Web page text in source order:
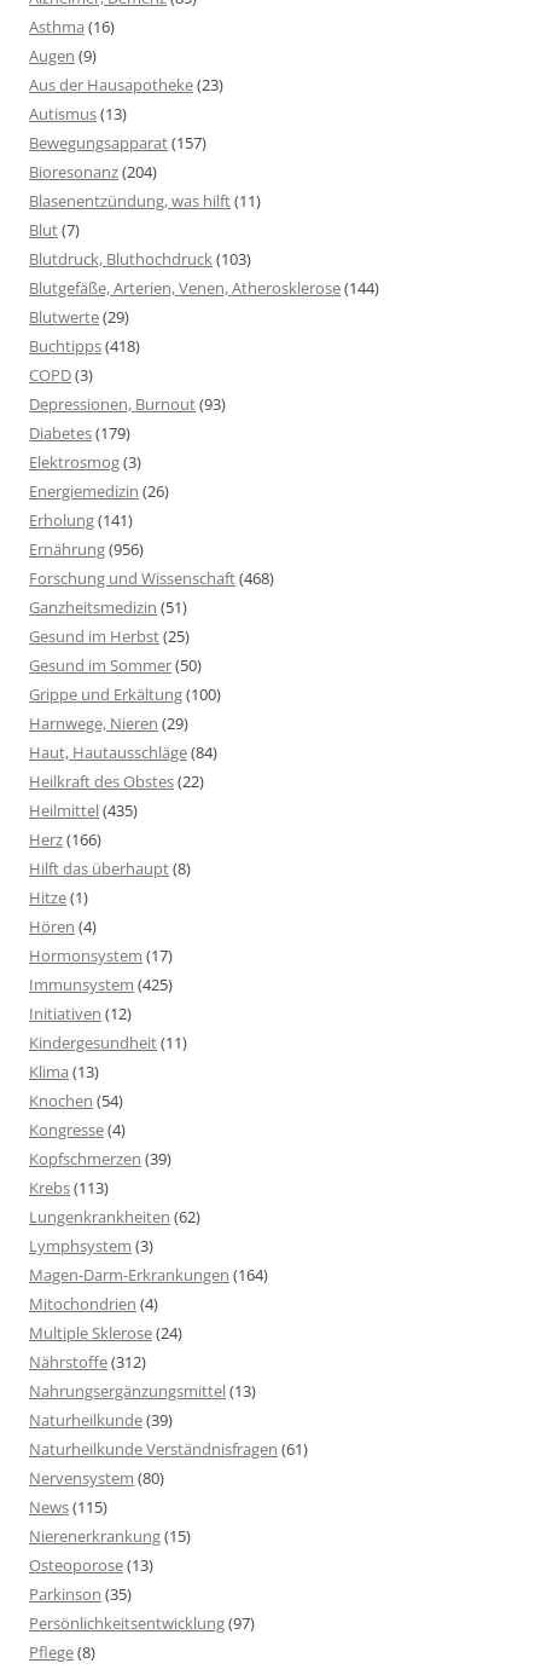
Asthma (16)
Augen (9)
Aus der Hausapotheke(23)
Autismus(13)
Bewegungsapparat(157)
Bioresonanz(204)
Blasenentzündung, was hilft(11)
Blut(7)
Blutdruck, Bluthochdruck(103)
Blutgefäße, Arterien, Venen, Atherosklerose(144)
Blutwerte(29)
Buchtipps(418)
COPD(3)
Depressionen, Burnout(93)
Diabetes(179)
Elektrosmog(3)
Energiemedizin (26)
Erholung(141)
Ernährung(956)
Forschung und Wissenschaft(468)
Ganzheitsmedizin (51)
Gesund im Herbst(25)
Gesund im Sommer(50)
Grippe und Erkältung(100)
Harnwege, Nieren (29)
Haut, Hautausschläge(84)
Heilkraft des Obstes(22)
Heilmittel(435)
Herz(166)
Hilft das überhaupt(8)
Hitze(1)
Hören (4)
Hormonsystem (17)
Immunsystem (425)
Initiativen (12)
Kindergesundheit(11)
Klima (13)
Knochen (54)
Kongresse(4)
Kopfschmerzen (39)
Krebs(113)
Lungenkrankheiten (62)
Lymphsystem (3)
Magen-Darm-Erkrankungen (164)
Mitochondrien (4)
Multiple Sklerose(24)
Nährstoffe(312)
Nahrungsergänzungsmittel(13)
Naturheilkunde(39)
Naturheilkunde Verständnisfragen (61)
Nervensystem (80)
News(115)
Nierenerkrankung(15)
Osteoporose(13)
Parkinson (35)
Persönlichkeitsentwicklung(97)
Pflege(8)